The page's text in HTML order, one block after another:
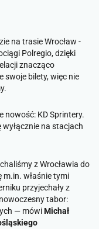
na trasie Wrocław -
Polregio, dzięki
znacząco
swoje bilety, więc nie
nowość: KD Sprintery.
na stacjach
z Wrocławia do
m.in. właśnie tymi
przyjechały z
tabor:
— mówiMichał